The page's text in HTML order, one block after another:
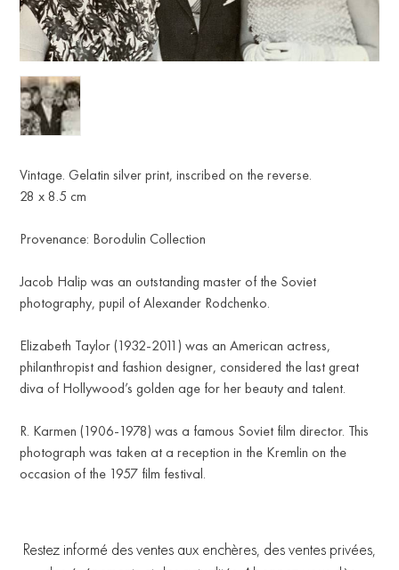
Vintage. Gelatin silver print, inscribed on the reverse.
28 x 8.5 cm
Provenance: Borodulin Collection
Jacob Halip was an outstanding master of the Soviet
photography, pupil of Alexander Rodchenko.
Elizabeth Taylor (1932-2011) was an American actress,
philanthropist and fashion designer, considered the last great
diva of Hollywood’s golden age for her beauty and talent.
R. Karmen (1906-1978) was a famous Soviet film director. This
photograph was taken at a reception in the Kremlin on the
occasion of the 1957 film festival.
Restez informé des ventes aux enchères, des ventes privées,